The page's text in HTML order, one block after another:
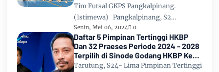
Tim Futsal GKPS Pangkalpinang.
(Istimewa) Pangkalpinang, S2…
Senin, Mei 06, 2024 0
Daftar 5 Pimpinan Tertinggi HKBP
Dan 32 Praeses Periode 2024 - 2028
Terpilih di Sinode Godang HKBP Ke
67 Tahun 2024
Tarutung, S24- Lima Pimpinan Tertinggi